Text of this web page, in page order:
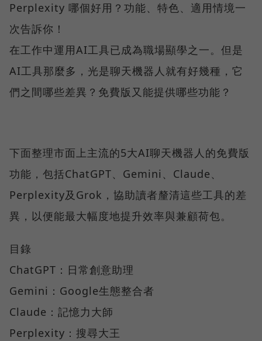
Perplexity 哪個好用？功能、特色、適用情境一
次告訴你！
在工作中運用AI工具已成為職場顯學之一。但是
AI工具那麼多，光是聊天機器人就有好幾種，它
們之間哪些差異？免費版又能提供哪些功能？
下面整理市面上主流的5大AI聊天機器人的免費版
功能，包括ChatGPT、Gemini、Claude、
Perplexity及Grok，協助讀者釐清這些工具的差
異，以便能最大幅度地提升效率與兼顧荷包。
目錄
ChatGPT：日常創意助理
Gemini：Google生態整合者
Claude：記憶力大師
Perplexity：搜尋大王